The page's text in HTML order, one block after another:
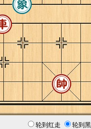
轮到红走 轮到